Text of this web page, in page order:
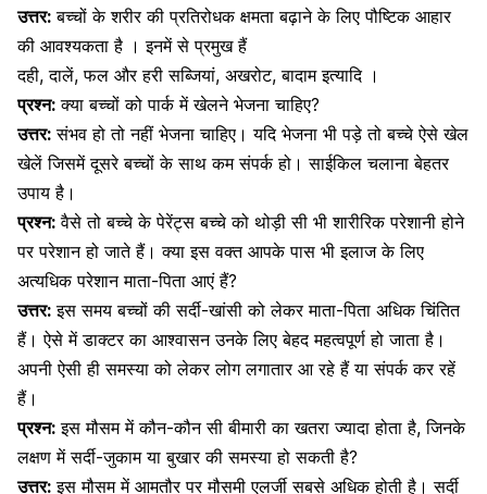
उत्तर: बच्चों के शरीर की प्रतिरोधक क्षमता बढ़ाने के लिए पौष्टिक आहार
की आवश्यकता है । इनमें से प्रमुख हैं
दही, दालें, फल और हरी सब्जियां, अखरोट, बादाम इत्यादि ।
प्रश्न: क्या बच्चों को पार्क में खेलने भेजना चाहिए?
उत्तर: संभव हो तो नहीं भेजना चाहिए। यदि भेजना भी पड़े तो बच्चे ऐसे खेल
खेलें जिसमें दूसरे बच्चों के साथ कम संपर्क हो। साईकिल चलाना बेहतर
उपाय है।
प्रश्न: वैसे तो बच्चे के पेरेंट्स बच्चे को थोड़ी सी भी शारीरिक परेशानी होने
पर परेशान हो जाते हैं। क्या इस वक्त आपके पास भी इलाज के लिए
अत्यधिक परेशान माता-पिता आएं हैं?
उत्तर: इस समय बच्चों की सर्दी-खांसी को लेकर माता-पिता अधिक चिंतित
हैं। ऐसे में डाक्टर का आश्वासन उनके लिए बेहद महत्वपूर्ण हो जाता है।
अपनी ऐसी ही समस्या को लेकर लोग लगातार आ रहे हैं या संपर्क कर रहें
हैं।
प्रश्न: इस मौसम में कौन-कौन सी बीमारी का खतरा ज्यादा होता है, जिनके
लक्षण में सर्दी-जुकाम या बुखार की समस्या हो सकती है?
उत्तर: इस मौसम में आमतौर पर मौसमी एलर्जी सबसे अधिक होती है। सर्दी